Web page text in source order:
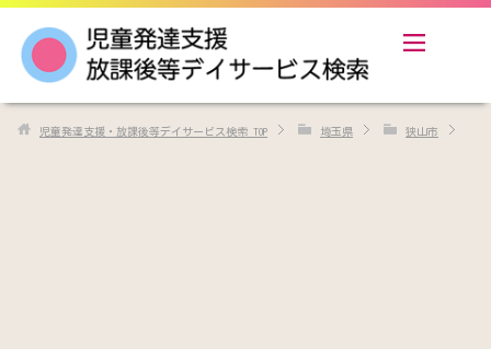
児童発達支援・放課後等デイサービス検索 TOP 埼玉県 狭山市